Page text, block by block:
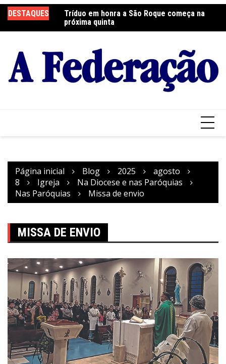
para
o
DESTAQUES
Tríduo em honra a São Roque começa na
próxima quinta
Franciscanos Seculares realizam ação
solidária
Página inicial Blog 2025
agosto
8
Igreja
Na Diocese e nas Paróquias
Nas Paróquias
Missa de envio
MISSA DE ENVIO